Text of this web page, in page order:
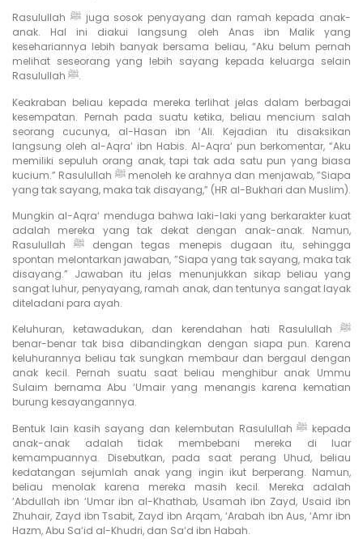
Rasulullah ﷺ juga sosok penyayang dan ramah kepada anak-
anak. Hal ini diakui langsung oleh Anas ibn Malik yang
kesehariannya lebih banyak bersama beliau, “Aku belum pernah
melihat seseorang yang lebih sayang kepada keluarga selain
Rasulullah ﷺ.
Keakraban beliau kepada mereka terlihat jelas dalam berbagai
kesempatan. Pernah pada suatu ketika, beliau mencium salah
seorang cucunya, al-Hasan ibn ‘Ali. Kejadian itu disaksikan
langsung oleh al-Aqra‘ ibn Habis. Al-Aqra‘ pun berkomentar, “Aku
memiliki sepuluh orang anak, tapi tak ada satu pun yang biasa
kucium.” Rasulullah ﷺ menoleh ke arahnya dan menjawab, ”Siapa
yang tak sayang, maka tak disayang,” (HR al-Bukhari dan Muslim).
Mungkin al-Aqra‘ menduga bahwa laki-laki yang berkarakter kuat
adalah mereka yang tak dekat dengan anak-anak. Namun,
Rasulullah ﷺ dengan tegas menepis dugaan itu, sehingga
spontan melontarkan jawaban, ”Siapa yang tak sayang, maka tak
disayang.” Jawaban itu jelas menunjukkan sikap beliau yang
sangat luhur, penyayang, ramah anak, dan tentunya sangat layak
diteladani para ayah.
Keluhuran, ketawadukan, dan kerendahan hati Rasulullah ﷺ
benar-benar tak bisa dibandingkan dengan siapa pun. Karena
keluhurannya beliau tak sungkan membaur dan bergaul dengan
anak kecil. Pernah suatu saat beliau menghibur anak Ummu
Sulaim bernama Abu ‘Umair yang menangis karena kematian
burung kesayangannya.
Bentuk lain kasih sayang dan kelembutan Rasulullah ﷺ kepada
anak-anak adalah tidak membebani mereka di luar
kemampuannya. Disebutkan, pada saat perang Uhud, beliau
kedatangan sejumlah anak yang ingin ikut berperang. Namun,
beliau menolak karena mereka masih kecil. Mereka adalah
‘Abdullah ibn ‘Umar ibn al-Khathab, Usamah ibn Zayd, Usaid ibn
Zhuhair, Zayd ibn Tsabit, Zayd ibn Arqam, ‘Arabah ibn Aus, ‘Amr ibn
Hazm, Abu Sa‘id al-Khudri, dan Sa‘d ibn Habah.